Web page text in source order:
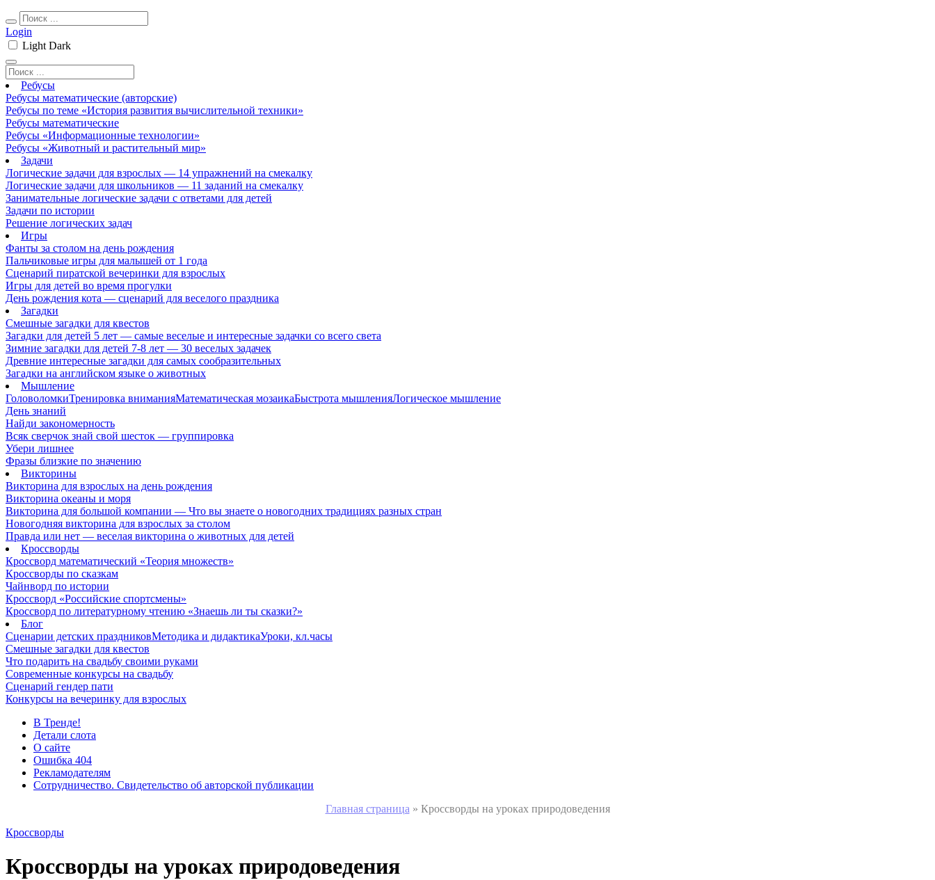
Login
Light Dark
Ребусы
Ребусы математические (авторские)
Ребусы по теме «История развития вычислительной техники»
Ребусы математические
Ребусы «Информационные технологии»
Ребусы «Животный и растительный мир»
Задачи
Логические задачи для взрослых — 14 упражнений на смекалку
Логические задачи для школьников — 11 заданий на смекалку
Занимательные логические задачи с ответами для детей
Задачи по истории
Решение логических задач
Игры
Фанты за столом на день рождения
Пальчиковые игры для малышей от 1 года
Сценарий пиратской вечеринки для взрослых
Игры для детей во время прогулки
День рождения кота — сценарий для веселого праздника
Загадки
Смешные загадки для квестов
Загадки для детей 5 лет — самые веселые и интересные задачки со всего света
Зимние загадки для детей 7-8 лет — 30 веселых задачек
Древние интересные загадки для самых сообразительных
Загадки на английском языке о животных
Мышление
ГоловоломкиТренировка вниманияМатематическая мозаикаБыстрота мышленияЛогическое мышление
День знаний
Найди закономерность
Всяк сверчок знай свой шесток — группировка
Убери лишнее
Фразы близкие по значению
Викторины
Викторина для взрослых на день рождения
Викторина океаны и моря
Викторина для большой компании — Что вы знаете о новогодних традициях разных стран
Новогодняя викторина для взрослых за столом
Правда или нет — веселая викторина о животных для детей
Кроссворды
Кроссворд математический «Теория множеств»
Кроссворды по сказкам
Чайнворд по истории
Кроссворд «Российские спортсмены»
Кроссворд по литературному чтению «Знаешь ли ты сказки?»
Блог
Сценарии детских праздниковМетодика и дидактикаУроки, кл.часы
Смешные загадки для квестов
Что подарить на свадьбу своими руками
Современные конкурсы на свадьбу
Сценарий гендер пати
Конкурсы на вечеринку для взрослых
В Тренде!
Детали слота
О сайте
Ошибка 404
Рекламодателям
Сотрудничество. Свидетельство об авторской публикации
Главная страница » Кроссворды на уроках природоведения
Кроссворды
Кроссворды на уроках природоведения